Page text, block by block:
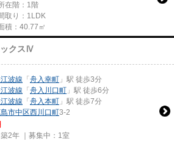
在階：1階
取り：1LDK
積：40.77㎡
クスⅣ
波線 「 舟入幸町 」駅 徒歩3分
波線 「 舟入川口町 」駅 徒歩6分
波線 「 舟入本町 」駅 徒歩7分
市中区西川口町3-2
2年 ｜募集中： 1室